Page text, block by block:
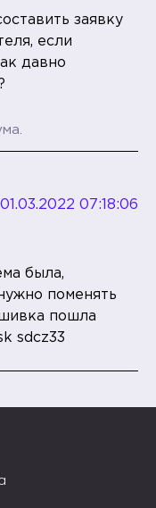
заявку
если
давно
01.03.2022 07:18:06
была,
поменять
пошла
sdcz33